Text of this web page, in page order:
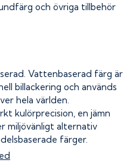
och övriga tillbehör
Vattenbaserad färg är
billackering och används
hela världen.
kulörprecision, en jämn
miljövänligt alternativ
färger.